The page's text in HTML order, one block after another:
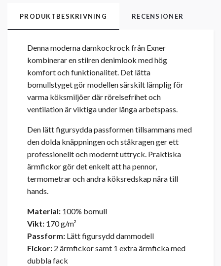
PRODUKTBESKRIVNING RECENSIONER
Denna moderna damkockrock från Exner
kombinerar en stilren denimlook med hög
komfort och funktionalitet. Det lätta
bomullstyget gör modellen särskilt lämplig för
varma köksmiljöer där rörelsefrihet och
ventilation är viktiga under långa arbetspass.
Den lätt figursydda passformen tillsammans med
den dolda knäppningen och ståkragen ger ett
professionellt och modernt uttryck. Praktiska
ärmfickor gör det enkelt att ha pennor,
termometrar och andra köksredskap nära till
hands.
Material: 100% bomull
Vikt: 170 g/m²
Passform: Lätt figursydd dammodell
Fickor: 2 ärmfickor samt 1 extra ärmficka med
dubbla fack